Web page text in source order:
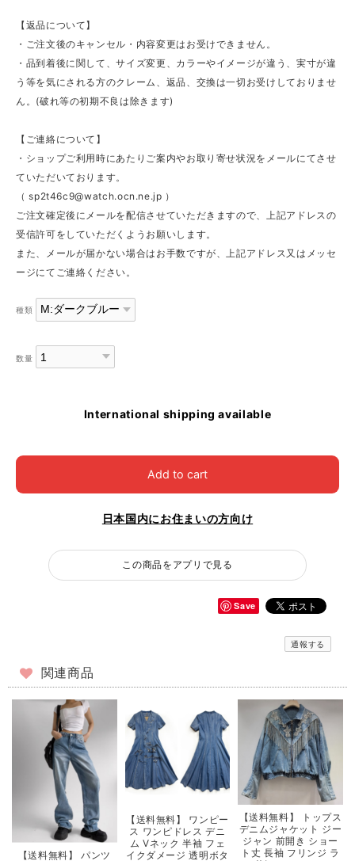
【返品について】
・ご注文後のキャンセル・内容変更はお受けできません。
・品到着後に関して、サイズ変更、カラーやイメージが違う、実寸が違
う等を気にされる方のクレーム、返品、交換は一切お受けしておりませ
ん。(破れ等の初期不良は除きます)
【ご連絡について】
・ショップご利用時にあたりご案内やお取り寄せ状況をメールにてさせ
ていただいております。
（sp2t46c9@watch.ocn.ne.jp ）
ご注文確定後にメールを配信させていただきますので、上記アドレスの
受信許可をしていただくようお願いします。
また、メールが届かない場合はお手数ですが、上記アドレス又はメッセ
ージにてご連絡ください。
種類
数量
International shipping available
Add to cart
日本国内にお住まいの方向け
この商品をアプリで見る
Save
通報する
関連商品
【送料無料】 パンツ
【送料無料】 ワンピー
ス ワンピドレス デニ
ム Vネック 半袖 フェ
イクダメージ 透明ボタ
【送料無料】 トップス
デニムジャケット ジー
ジャン 前開き ショー
ト丈 長袖 フリンジ ラ